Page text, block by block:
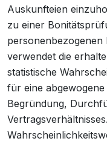
Auskunfteien
zu einer
personenbezogenen
verwendet die
statistische
für eine
Begründung,